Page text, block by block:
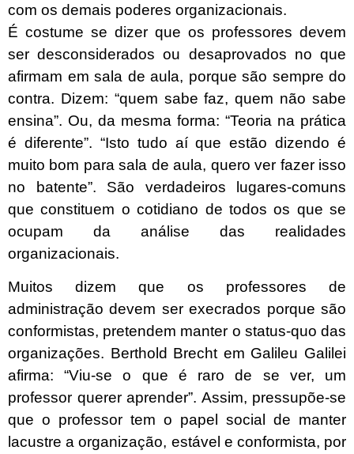
com os demais poderes organizacionais.
É costume se dizer que os professores devem
ser desconsiderados ou desaprovados no que
afirmam em sala de aula, porque são sempre do
contra. Dizem: “quem sabe faz, quem não sabe
ensina”. Ou, da mesma forma: “Teoria na prática
é diferente”. “Isto tudo aí que estão dizendo é
muito bom para sala de aula, quero ver fazer isso
no batente”. São verdadeiros lugares-comuns
que constituem o cotidiano de todos os que se
ocupam da análise das realidades
organizacionais.
Muitos dizem que os professores de
administração devem ser execrados porque são
conformistas, pretendem manter o status-quo das
organizações. Berthold Brecht em Galileu Galilei
afirma: “Viu-se o que é raro de se ver, um
professor querer aprender”. Assim, pressupõe-se
que o professor tem o papel social de manter
lacustre a organização, estável e conformista, por